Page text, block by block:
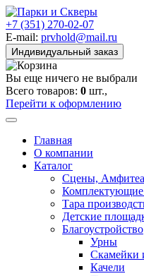
+7 (351) 270-02-07
E-mail: prvhold@mail.ru
Индивидуальный заказ
Вы еще ничего не выбрали
Всего товаров: 0 шт.,
Перейти к оформлению
Главная
О компании
Каталог
Сцены,
Тара
Детские
Благоустройство
Урны
Скамейки
Качели